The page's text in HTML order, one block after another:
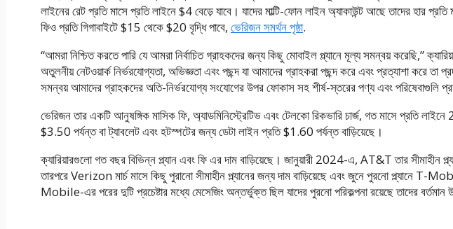
লাইনের রেট প্রতি মাসে প্রতি লাইনে $4 বেড়ে যাবে। যাদের মাল্টি-ফোন লাইন অ্যাকাউন্ট আছে তাদের হার
ফিও প্রতি গিগাবাইটে $15 থেকে $20 বৃদ্ধি পাবে, ভেরিজন সমর্থন পৃষ্ঠা.
“আমরা নিশ্চিত করতে পারি যে আমরা নির্বাচিত গ্রাহকদের জন্য কিছু মোবাইল প্ল্যানে মূল্য সমন্বয় করেছি,”
অতুলনীয় নেটওয়ার্ক নির্ভরযোগ্যতা, অভিজ্ঞতা এবং পছন্দ যা আমাদের গ্রাহকরা পছন্দ করে এবং প্রত্যাশা করে
সমন্বয় আমাদের গ্রাহকদের অতি-নির্ভরযোগ্য সংযোগের উপর ফোকাস সহ শীর্ষ-স্তরের পণ্য এবং পরিষেবাগুলি
ভেরিজন তার একটি আনুষঙ্গিক মাসিক ফি, অ্যাডমিনিস্ট্রেটিভ এবং টেলকো রিকভারি চার্জ, গত মাসে প্রতি
$3.50 পর্যন্ত বা ট্যাবলেট এবং হটস্পটের জন্য ডেটা লাইন প্রতি $1.60 পর্যন্ত বাড়িয়েছে।
ক্যারিয়ারগুলো গত বছর বিভিন্ন প্ল্যান এবং ফি এর দাম বাড়িয়েছে। জানুয়ারী 2024-এ, AT&T তার সীমাহীন
তারপরে Verizon মার্চ মাসে কিছু পুরানো সীমাহীন প্ল্যানের জন্য দাম বাড়িয়েছে এবং জুনে পুরনো প্ল্যানে
Mobile-এর পরের দুটি প্রচেষ্টার মধ্যে মেসেজিং অন্তর্ভুক্ত ছিল যাদের পুরনো পরিকল্পনা রয়েছে তাদের